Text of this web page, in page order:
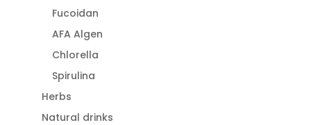
Fucoidan
AFA Algen
Chlorella
Spirulina
Herbs
Natural drinks